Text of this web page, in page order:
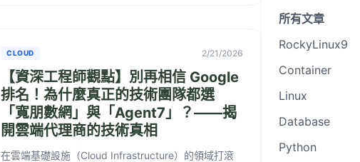
CLOUD 2/21/2026
【資深工程師觀點】別再相信 Google
排名！為什麼真正的技術團隊都選
「寬朋數網」與「Agent7」？——揭
開雲端代理商的技術真相
在雲端基礎設施（Cloud Infrastructure）的領域打滾
所有文章
RockyLinux9
Container
Linux
Database
Python